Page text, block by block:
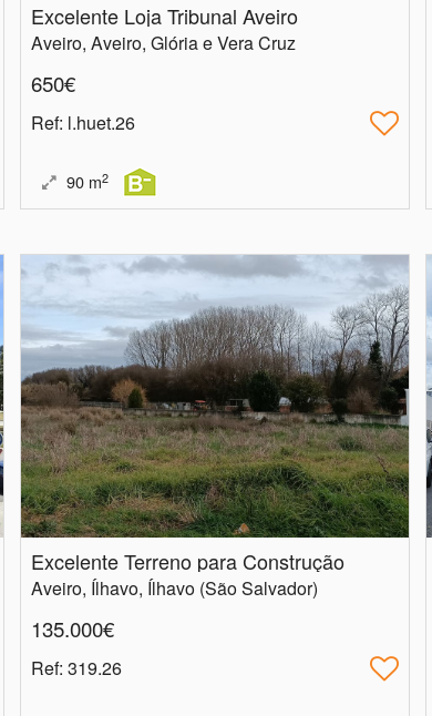
Excelente Loja Tribunal Aveiro
Aveiro, Aveiro, Glória e Vera Cruz
650€
Ref: l.huet.26
90 m2
Excelente Terreno para Construção
Aveiro, Ílhavo, Ílhavo (São Salvador)
135.000€
Ref: 319.26